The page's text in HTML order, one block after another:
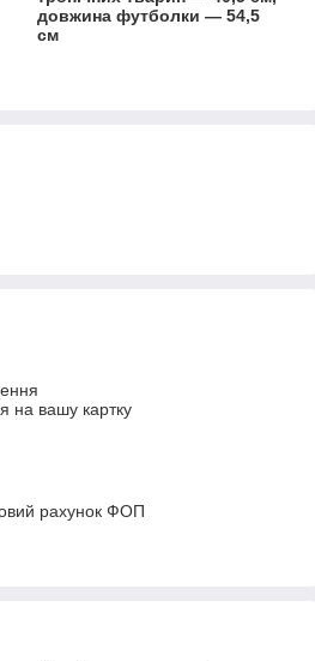
довжина футболки — 54,5
см
на вашу картку
рахунок ФОП